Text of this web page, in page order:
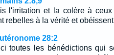
l'irritation et la colère à
rebelles à la vérité et
28:2
toutes les bénédictions qui